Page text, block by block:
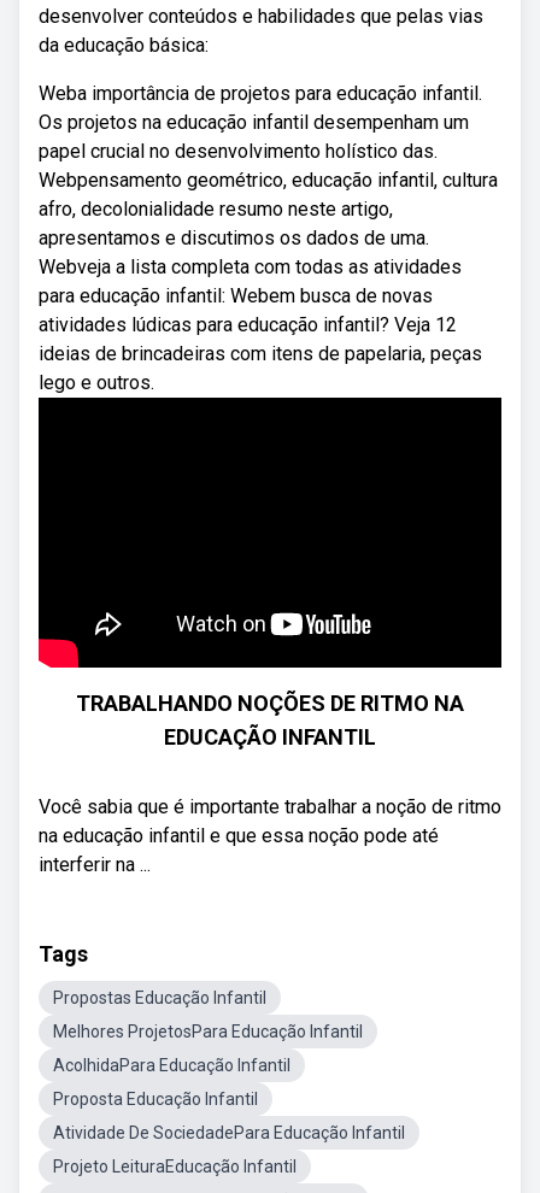
desenvolver conteúdos e habilidades que pelas vias
da educação básica:
Weba importância de projetos para educação infantil.
Os projetos na educação infantil desempenham um
papel crucial no desenvolvimento holístico das.
Webpensamento geométrico, educação infantil, cultura
afro, decolonialidade resumo neste artigo,
apresentamos e discutimos os dados de uma.
Webveja a lista completa com todas as atividades
para educação infantil: Webem busca de novas
atividades lúdicas para educação infantil? Veja 12
ideias de brincadeiras com itens de papelaria, peças
lego e outros.
TRABALHANDO NOÇÕES DE RITMO NA
EDUCAÇÃO INFANTIL
Você sabia que é importante trabalhar a noção de ritmo
na educação infantil e que essa noção pode até
interferir na ...
Tags
Propostas Educação Infantil
Melhores ProjetosPara Educação Infantil
AcolhidaPara Educação Infantil
Proposta Educação Infantil
Atividade De SociedadePara Educação Infantil
Projeto LeituraEducação Infantil